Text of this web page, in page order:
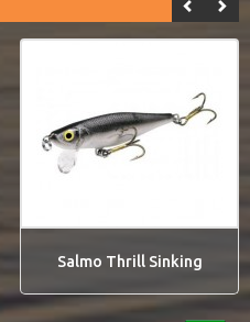
Salmo Thrill Sinking